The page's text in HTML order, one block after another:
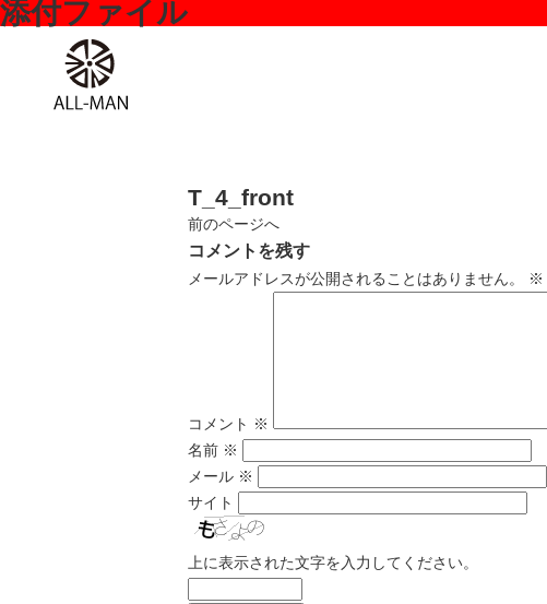
添付ファイル
T_4_front
前のページへ
コメントを残す
メールアドレスが公開されることはありません。 ※
コメント ※
名前 ※
メール ※
サイト
上に表示された文字を入力してください。